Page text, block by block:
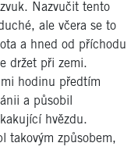
Nazvučit tento
ale včera se to
a hned od příchodu
držet při zemi.
hodinu předtím
a působil
hvězdu.
takovým způsobem,